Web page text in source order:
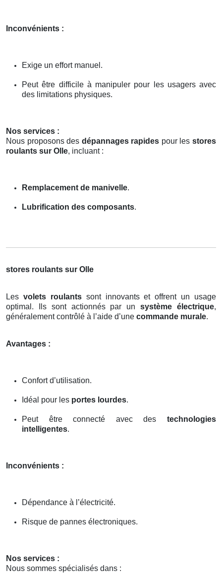
Inconvénients :
Exige un effort manuel.
Peut être difficile à manipuler pour les usagers avec
des limitations physiques.
Nos services :
Nous proposons des dépannages rapides pour lesstores
roulants sur Olle, incluant :
Remplacement de manivelle.
Lubrification des composants.
stores roulants sur Olle
Les volets roulantssont innovants et offrent un usage
optimal. Ils sont actionnés par unsystème électrique,
généralement contrôlé à l’aide d’une commande murale.
Avantages :
Confort d’utilisation.
Idéal pour les portes lourdes.
Peut être connecté avec des technologies
intelligentes.
Inconvénients :
Dépendance à l’électricité.
Risque de pannes électroniques.
Nos services :
Nous sommes spécialisés dans :